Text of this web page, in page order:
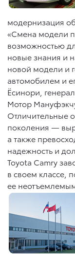
модернизация
«Смена модели
возможностью
новые знания и
новой модели и
автомобилем и
Ёсинори,
Мотор
Отличительные
поколения —
а также
надежность и
Toyota Camry
в своем классе,
ее